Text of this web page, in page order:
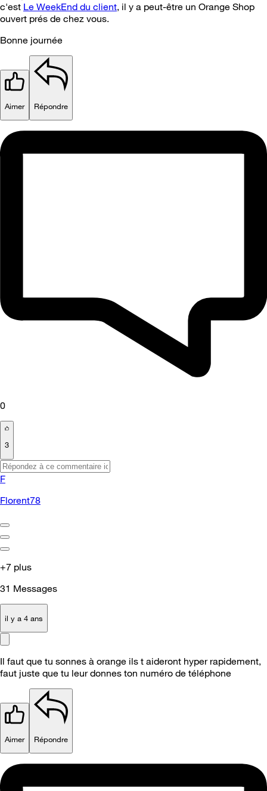
c'est Le WeekEnd du client, il y a peut-être un Orange Shop
ouvert prés de chez vous.
Bonne journée
Aimer Répondre
0
3
F
Florent78
+7 plus
31 Messages
il y a 4 ans
Il faut que tu sonnes à orange ils t aideront hyper rapidement,
faut juste que tu leur donnes ton numéro de téléphone
Aimer Répondre